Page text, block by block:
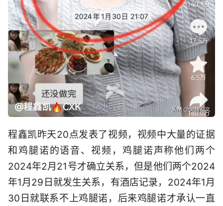
程鑫凯昨天20点发表了视频，视频中大量的证据
和鸡腿诺的语音、视频，鸡腿诺声称他们两个
2024年2月21号才确立关系，但是他们两个2024
年1月29日就发生关系，有酒店记录，2024年1月
30日就联系不上鸡腿诺，后来鸡腿诺才承认一直